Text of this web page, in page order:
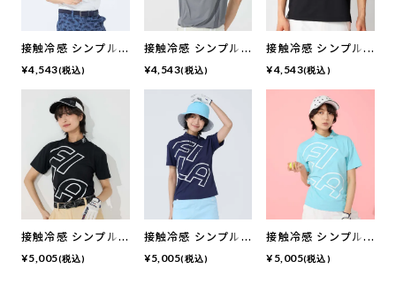
接触冷感 シンプル
半袖モックネックシ
ャツ
¥4,543(税込)
接触冷感 シンプル
半袖モックネックシ
ャツ
¥4,543(税込)
接触冷感 シンプル
半袖モックネックシ
ャツ
¥4,543(税込)
接触冷感 シンプル
ロゴ半袖モックネッ
クシャツ
¥5,005(税込)
接触冷感 シンプル
ロゴ半袖モックネッ
クシャツ
¥5,005(税込)
接触冷感 シンプル
ロゴ半袖モックネッ
クシャツ
¥ 5,005(税込)